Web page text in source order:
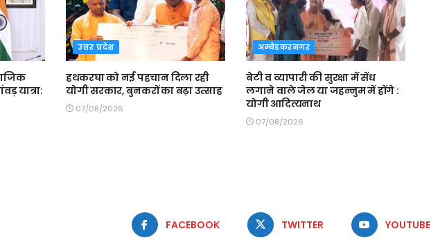
यात्रा:
उत्तर प्रदेश
हथकरघा को नई पहचान दिला रही
योगी सरकार, बुनकरों का बढ़ा उत्साह
07/08/2026
अम्बेडकरनगर
बेटी व व्यापारी की सुरक्षा में सेंध
लगाने वाले जेल या जहन्नुम में होंगे :
योगी आदित्यनाथ
07/08/2026
FACEBOOK TWITTER YOUTUBE